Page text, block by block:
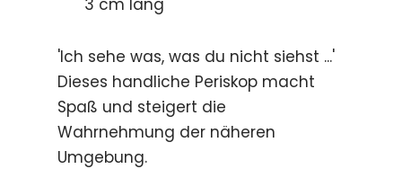
'Ich sehe was, was du nicht siehst ...'
Dieses handliche Periskop macht
Spaß und steigert die
Wahrnehmung der näheren
Umgebung.